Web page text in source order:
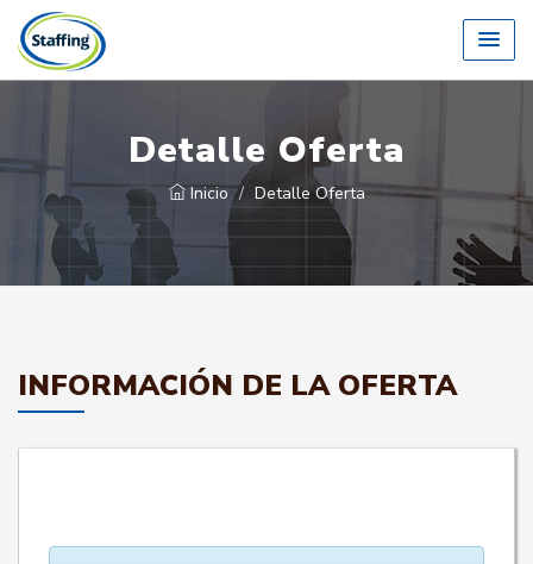
Detalle Oferta
Inicio Detalle Oferta
INFORMACIÓN DE LA OFERTA